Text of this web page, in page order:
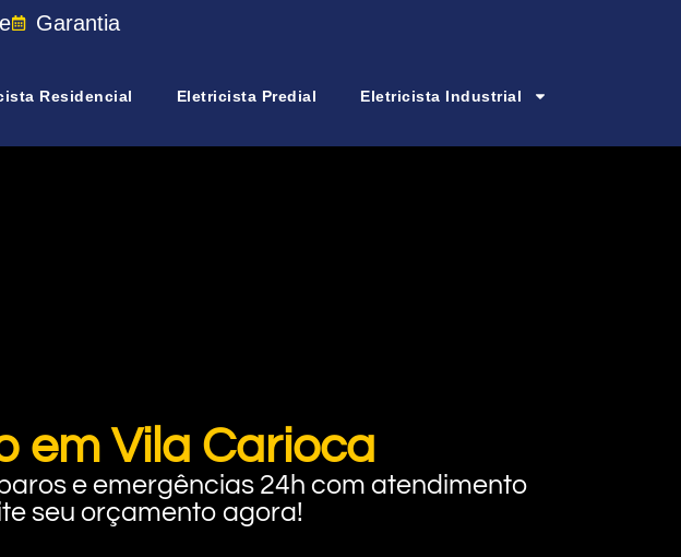
Garantia
Residencial Eletricista Predial Eletricista Industrial
em Vila Carioca
e emergências 24h com atendimento
seu orçamento agora!